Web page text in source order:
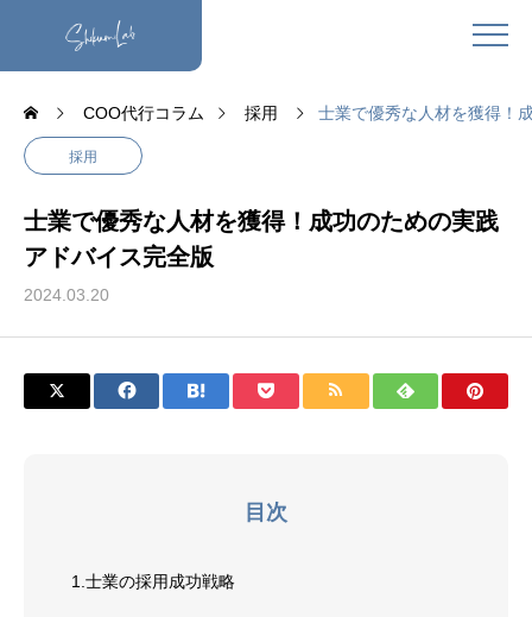
COO代行コラム 採用 士業で優秀な人材を獲得！
採用
士業で優秀な人材を獲得！成功のための実践
アドバイス完全版
2024.03.20
目次
1.士業の採用成功戦略